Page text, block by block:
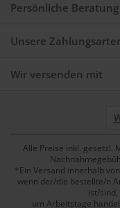
Persönliche Beratung
Unsere
Wir versenden mit
Alle Preise inkl. gesetzl.
*Ein Versand innerhalb
wenn der/die bestellte/n
ist/sind,
um Arbeitstage